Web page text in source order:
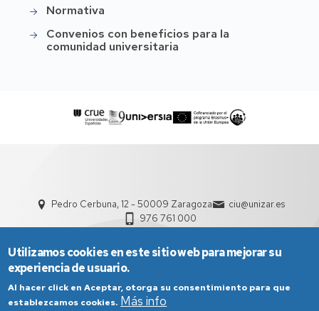
Normativa
Convenios con beneficios para la
comunidad universitaria
Pedro Cerbuna, 12 - 50009 Zaragoza
ciu@unizar.es
976 761 000
Utilizamos cookies en este sitio web para mejorar su
experiencia de usuario.
Al hacer click en Aceptar, otorga su consentimiento para que
establezcamos cookies. Más info